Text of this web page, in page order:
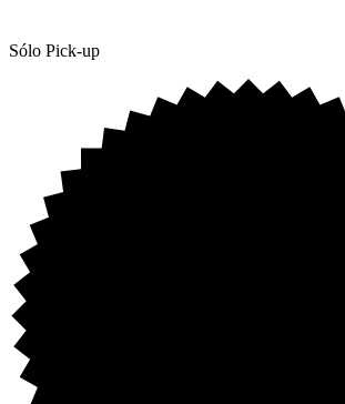
Sólo Pick-up